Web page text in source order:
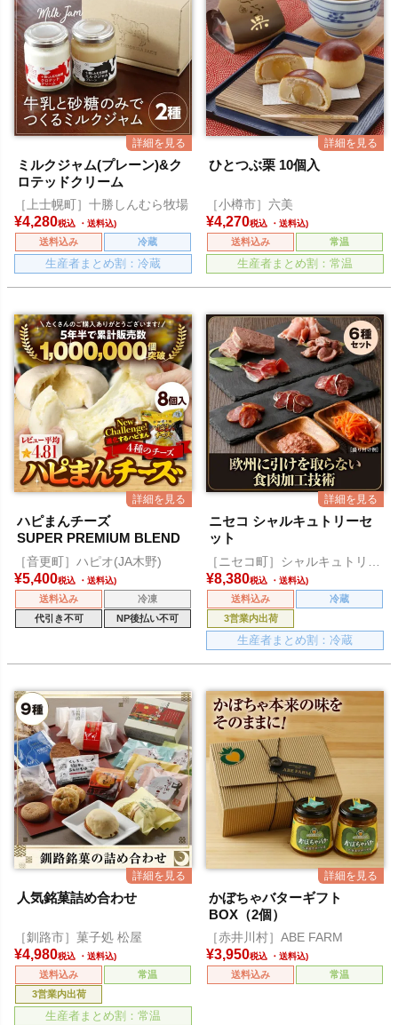
ミルクジャム(プレーン)&ク
ロテッドクリーム
［上士幌町］十勝しんむら牧場
¥4,280税込
送料込み 冷蔵
生産者まとめ割：冷蔵
ひとつぶ栗 10個入
［小樽市］六美
¥4,270税込
送料込み 常温
生産者まとめ割：常温
ハピまんチーズ
SUPER PREMIUM BLEND
［音更町］ハピオ(JA木野)
¥5,400税込
送料込み
冷凍
代引き不可
NP後払い不可
ニセコ シャルキュトリーセ
ット
［ニセコ町］シャルキュトリー
アカイシ
¥8,380税込
送料込み
冷蔵
3営業内出荷
生産者まとめ割：冷蔵
人気銘菓詰め合わせ
［釧路市］菓子処 松屋
¥4,980税込
送料込み
常温
3営業内出荷
生産者まとめ割：常温
かぼちゃバターギフト
BOX（2個）
［赤井川村］ABE FARM
¥3,950税込
送料込み 常温